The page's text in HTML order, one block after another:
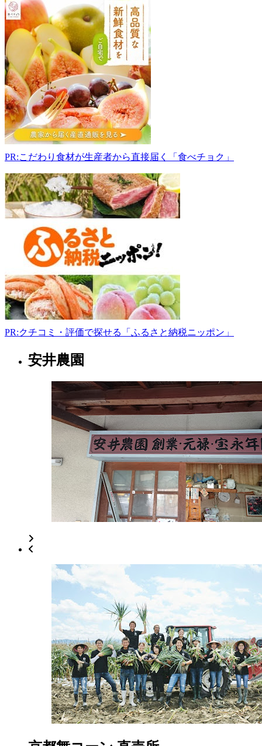
田
原
農
園
直
売
所
610-
1106
京
都
府
京
都
市
西
京
区
大
4-
24
075-
333-
tahara-
17:00
PR:こだわり食材が生産者から直接届く「食べチョク」
PR:クチコミ・評価で探せる「ふるさと納税ニッポン」
京
安井農園